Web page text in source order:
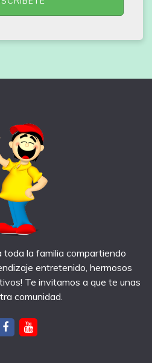
toda la familia compartiendo
entretenido, hermosos
Te invitamos a que te unas
comunidad.